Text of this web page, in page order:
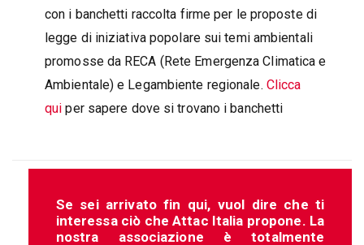
con i banchetti raccolta firme per le proposte di
legge di iniziativa popolare sui temi ambientali
promosse da RECA (Rete Emergenza Climatica e
Ambientale) e Legambiente regionale. Clicca
qui per sapere dove si trovano i banchetti
Se sei arrivato fin qui, vuol dire che ti
interessa ciò che Attac Italia propone. La
nostra associazione è totalmente